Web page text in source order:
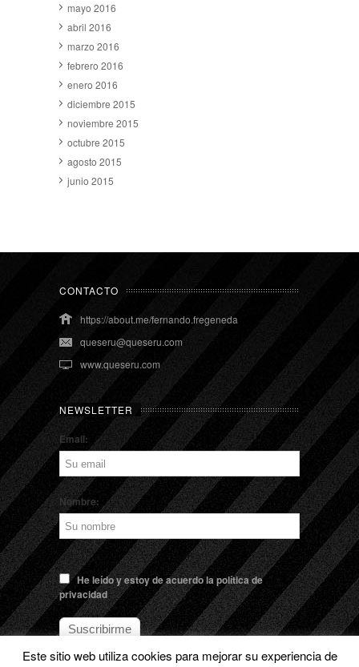
mayo 2016
abril 2016
marzo 2016
febrero 2016
enero 2016
diciembre 2015
noviembre 2015
octubre 2015
agosto 2015
junio 2015
CONTACTO
https://about.me/fernando.fregeneda
queseru@queseru.com
www.queseru.com
NEWSLETTER
Email:
Nombre:
He leído y estoy de acuerdo la política de
privacidad
Este sitio web utiliza cookies para mejorar su experiencia de